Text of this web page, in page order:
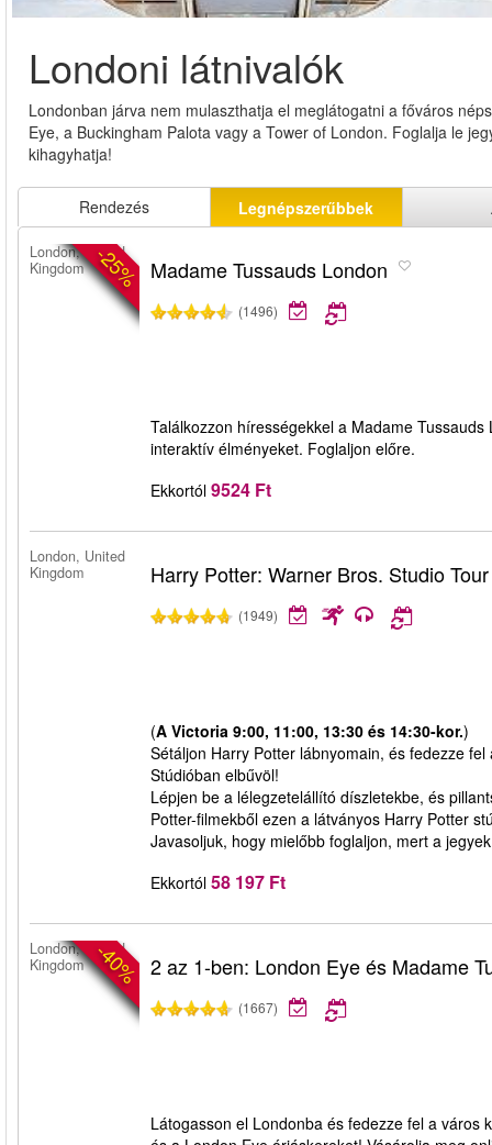
Londoni látnivalók
Londonban járva nem mulaszthatja el meglátogatni a főváros
Eye, a Buckingham Palota vagy a Tower of London. Foglalja le
kihagyhatja!
Rendezés Legnépszerűbbek
-25%
London, United
Kingdom
Madame Tussauds London
(1496)
Találkozzon hírességekkel a Madame
interaktív élményeket. Foglaljon előre.
Ekkortól 9524 Ft
London, United
Kingdom
Harry Potter: Warner Bros. Studio
(1949)
(A Victoria 9:00, 11:00, 13:30 és 14:30-kor.)
Sétáljon Harry Potter lábnyomain, és fedezze
Stúdióban elbűvöl!
Lépjen be a lélegzetelállító díszletekbe, és
Potter-filmekből ezen a látványos Harry Potter
Javasoljuk, hogy mielőbb foglaljon, mert a
Ekkortól 58 197 Ft
-40%
London, United
Kingdom
2 az 1-ben: London Eye és Madame
(1667)
Látogasson el Londonba és fedezze fel a város